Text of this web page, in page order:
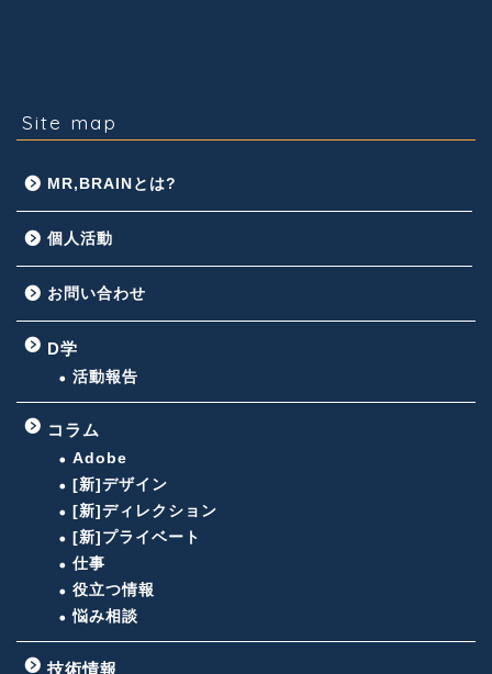
Site map
MR,BRAINとは?
個人活動
お問い合わせ
D学
活動報告
コラム
Adobe
[新]デザイン
[新]ディレクション
[新]プライベート
仕事
役立つ情報
悩み相談
技術情報